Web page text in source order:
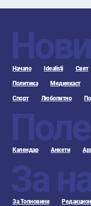
Начало Idealisti Свят
Политика Медиякаст
Спорт Любопитно
Календар Анкети
За
За Топновини